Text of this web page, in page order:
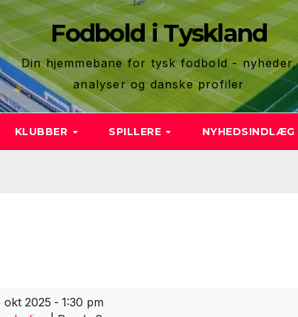
Fodbold i Tyskland
Din hjemmebane for tysk fodbold - nyheder,
analyser og danske profiler
KLUBBER SPILLERE NYHEDSINDLÆG
okt 2025 - 1:30 pm